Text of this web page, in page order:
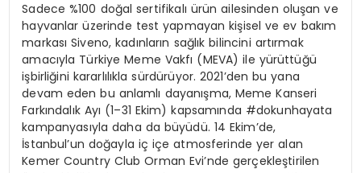
Sadece %100 doğal sertifikalı ürün ailesinden oluşan ve
hayvanlar üzerinde test yapmayan kişisel ve ev bakım
markası Siveno, kadınların sağlık bilincini artırmak
amacıyla Türkiye Meme Vakfı (MEVA) ile yürüttüğü
işbirliğini kararlılıkla sürdürüyor. 2021’den bu yana
devam eden bu anlamlı dayanışma, Meme Kanseri
Farkındalık Ayı (1–31 Ekim) kapsamında #dokunhayata
kampanyasıyla daha da büyüdü. 14 Ekim’de,
İstanbul’un doğayla iç içe atmosferinde yer alan
Kemer Country Club Orman Evi’nde gerçekleştirilen